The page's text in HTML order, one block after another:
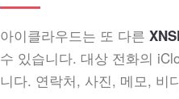
아이클라우드는 또 다른
수 있습니다. 대상 전화의
니다. 연락처, 사진, 메모, 비